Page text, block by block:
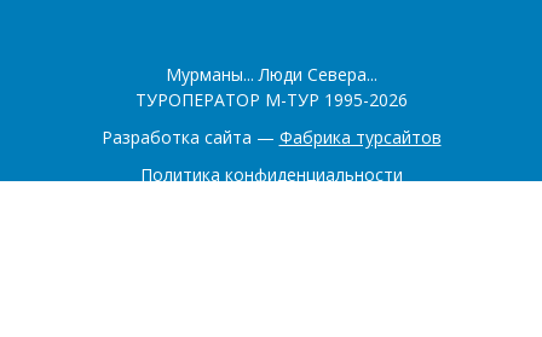
Мурманы... Люди Севера...
ТУРОПЕРАТОР М-ТУР 1995-2026
Разработка сайта — Фабрика турсайтов
Политика конфиденциальности